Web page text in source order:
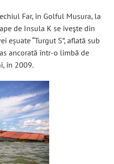
Far, în Golful Musura, la
de Insula K se iveşte din
eșuate “Turgut S”, aflată sub
ancorată într-o limbă de
în 2009.